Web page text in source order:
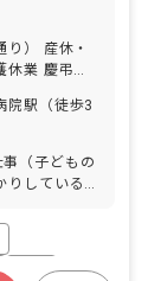
り） 産休・
休業 慶弔休
院駅（徒歩3
（子どもの
している子
類の着脱等
装着 ・行事
成有給